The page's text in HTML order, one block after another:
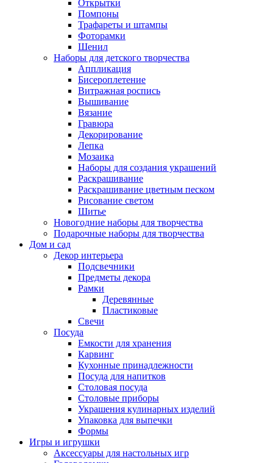
Открытки
Помпоны
Трафареты и штампы
Фоторамки
Шенил
Наборы для детского творчества
Аппликация
Бисероплетение
Витражная роспись
Вышивание
Вязание
Гравюра
Декорирование
Лепка
Мозаика
Наборы для создания украшений
Раскрашивание
Раскрашивание цветным песком
Рисование светом
Шитье
Новогодние наборы для творчества
Подарочные наборы для творчества
Дом и сад
Декор интерьера
Подсвечники
Предметы декора
Рамки
Деревянные
Пластиковые
Свечи
Посуда
Емкости для хранения
Карвинг
Кухонные принадлежности
Посуда для напитков
Столовая посуда
Столовые приборы
Украшения кулинарных изделий
Упаковка для выпечки
Формы
Игры и игрушки
Аксессуары для настольных игр